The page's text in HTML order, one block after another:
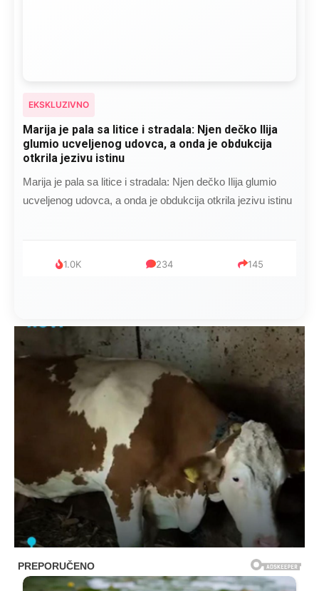
EKSKLUZIVNO
Marija je pala sa litice i stradala: Njen dečko Ilija
glumio ucveljenog udovca, a onda je obdukcija
otkrila jezivu istinu
Marija je pala sa litice i stradala: Njen dečko Ilija glumio
ucveljenog udovca, a onda je obdukcija otkrila jezivu istinu
1.0K 234 145